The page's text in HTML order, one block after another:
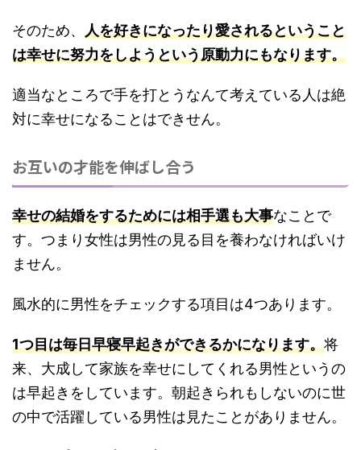
そのため、 人を好きになったり愛されるということ
は幸せに努力をしようという原動力にもなります。
適当なところで手を打とうなんて考えている人は絶
対に幸せになることはできせん。
お互いの才能を伸ばし合う
幸せの結婚をするためには相手選も大事なことで
す。つまり女性は男性の見る目を養わなければいけ
ません。
風水的に男性をチェックする項目は4つあります。
1つ目は毎日早寝早起きができるかになります。将
来、大成して家族を幸せにしてくれる男性というの
は早起きをしています。朝起きられもしないのに世
の中で活躍している男性は見たことがありません。